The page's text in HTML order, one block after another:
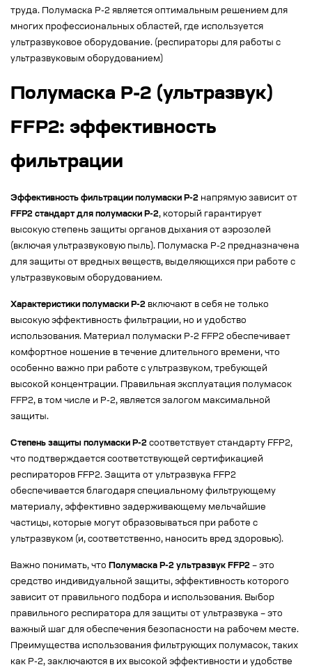
труда. Полумаска Р-2 является оптимальным решением для
многих профессиональных областей, где используется
ультразвуковое оборудование. (респираторы для работы с
ультразвуковым оборудованием)
Полумаска Р-2 (ультразвук)
FFP2: эффективность
фильтрации
Эффективность фильтрации полумаски Р-2 напрямую зависит от
FFP2 стандарт для полумаски Р-2, который гарантирует
высокую степень защиты органов дыхания от аэрозолей
(включая ультразвуковую пыль). Полумаска Р-2 предназначена
для защиты от вредных веществ, выделяющихся при работе с
ультразвуковым оборудованием.
Характеристики полумаски Р-2 включают в себя не только
высокую эффективность фильтрации, но и удобство
использования. Материал полумаски Р-2 FFP2 обеспечивает
комфортное ношение в течение длительного времени, что
особенно важно при работе с ультразвуком, требующей
высокой концентрации. Правильная эксплуатация полумасок
FFP2, в том числе и Р-2, является залогом максимальной
защиты.
Степень защиты полумаски Р-2 соответствует стандарту FFP2,
что подтверждается соответствующей сертификацией
респираторов FFP2. Защита от ультразвука FFP2
обеспечивается благодаря специальному фильтрующему
материалу, эффективно задерживающему мельчайшие
частицы, которые могут образовываться при работе с
ультразвуком (и, соответственно, наносить вред здоровью).
Важно понимать, что Полумаска Р-2 ультразвук FFP2 – это
средство индивидуальной защиты, эффективность которого
зависит от правильного подбора и использования. Выбор
правильного респиратора для защиты от ультразвука – это
важный шаг для обеспечения безопасности на рабочем месте.
Преимущества использования фильтрующих полумасок, таких
как Р-2, заключаются в их высокой эффективности и удобстве